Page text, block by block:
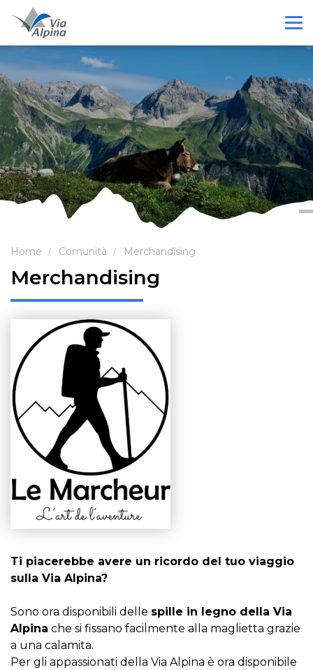
Home Comunità Merchandising
Merchandising
Ti piacerebbe avere un ricordo del tuo viaggio
sulla Via Alpina?
Sono ora disponibili delle spille in legno della Via
Alpina che si fissano facilmente alla maglietta grazie
a una calamita.
Per gli appassionati della Via Alpina è ora disponibile